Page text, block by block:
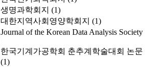
생명과학회지 (1)
대한지역사회영양학회지 (1)
Journal of the Korean Data Analysis Society
한국기계가공학회 춘추계학술대회 논문
(1)